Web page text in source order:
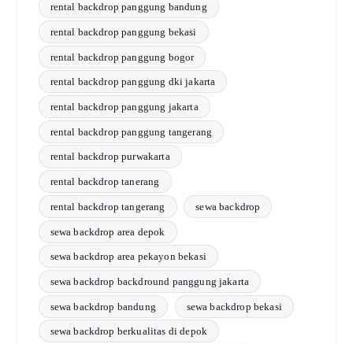
rental backdrop panggung bandung
rental backdrop panggung bekasi
rental backdrop panggung bogor
rental backdrop panggung dki jakarta
rental backdrop panggung jakarta
rental backdrop panggung tangerang
rental backdrop purwakarta
rental backdrop tanerang
rental backdrop tangerang sewa backdrop
sewa backdrop area depok
sewa backdrop area pekayon bekasi
sewa backdrop backdround panggung jakarta
sewa backdrop bandung sewa backdrop bekasi
sewa backdrop berkualitas di depok